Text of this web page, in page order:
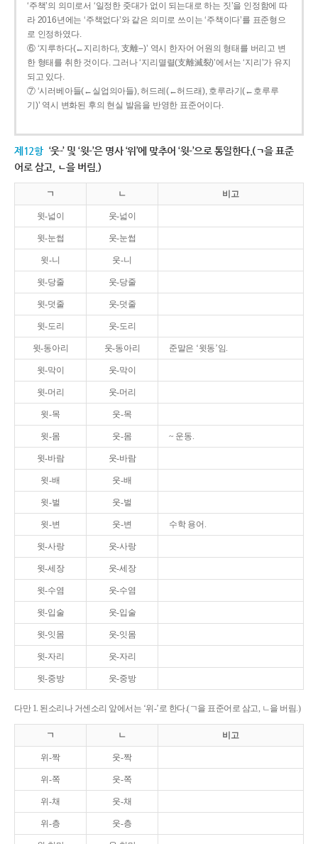
‘주책’의 의미로서 ‘일정한 줏대가 없이 되는대로 하는 짓’을 인정함에 따
라 2016년에는 ‘주책없다’와 같은 의미로 쓰이는 ‘주책이다’를 표준형으
로 인정하였다.
⑥ ‘지루하다(←지리하다, 支離--)’ 역시 한자어 어원의 형태를 버리고 변
한 형태를 취한 것이다. 그러나 ‘지리멸렬(支離滅裂)’에서는 ‘지리’가 유지
되고 있다.
⑦ ‘시러베아들(←실업의아들), 허드레(←허드래), 호루라기(←호루루
기)’ 역시 변화된 후의 현실 발음을 반영한 표준어이다.
제12항 ‘웃-’ 및 ‘윗-’은 명사 ‘위’에 맞추어 ‘윗-’으로 통일한다.(ㄱ을 표준
어로 삼고, ㄴ을 버림.)
ㄱ ㄴ 비고
윗-넓이 웃-넓이
윗-눈썹 웃-눈썹
윗-니 웃-니
윗-당줄 웃-당줄
윗-덧줄 웃-덧줄
윗-도리 웃-도리
윗-동아리 웃-동아리 준말은 ‘윗동’임.
윗-막이 웃-막이
윗-머리 웃-머리
윗-목 웃-목
윗-몸 웃-몸 ~ 운동.
윗-바람 웃-바람
윗-배 웃-배
윗-벌 웃-벌
윗-변 웃-변 수학 용어.
윗-사랑 웃-사랑
윗-세장 웃-세장
윗-수염 웃-수염
윗-입술 웃-입술
윗-잇몸 웃-잇몸
윗-자리 웃-자리
윗-중방 웃-중방
다만 1. 된소리나 거센소리 앞에서는 ‘위-’로 한다.(ㄱ을 표준어로 삼고, ㄴ을 버림.)
ㄱ ㄴ 비고
위-짝 웃-짝
위-쪽 웃-쪽
위-채 웃-채
위-층 웃-층